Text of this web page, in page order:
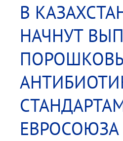
В
НАЧНУТ
ЕВРОСОЮЗА